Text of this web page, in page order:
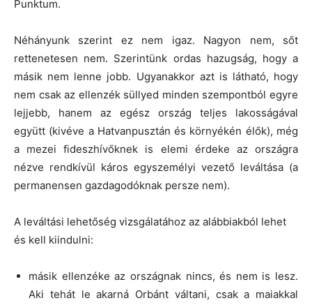
Punktum.
Néhányunk szerint ez nem igaz. Nagyon nem, sőt
rettenetesen nem. Szerintünk ordas hazugság, hogy a
másik nem lenne jobb. Ugyanakkor azt is látható, hogy
nem csak az ellenzék süllyed minden szempontból egyre
lejjebb, hanem az egész ország teljes lakosságával
együtt (kivéve a Hatvanpusztán és környékén élők), még
a mezei fideszhívőknek is elemi érdeke az országra
nézve rendkívül káros egyszemélyi vezető leváltása (a
permanensen gazdagodóknak persze nem).
A leváltási lehetőség vizsgálatához az alábbiakból lehet
és kell kiindulni:
másik ellenzéke az országnak nincs, és nem is lesz.
Aki tehát le akarná Orbánt váltani, csak a maiakkal